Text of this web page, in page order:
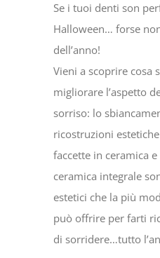
Se i tuoi denti son
Halloween… forse
dell’anno!
Vieni a scoprire cosa
migliorare l’aspetto
sorriso: lo
ricostruzioni
faccette in ceramica
ceramica integrale
estetici che la più
può offrire per farti
di sorridere…tutto